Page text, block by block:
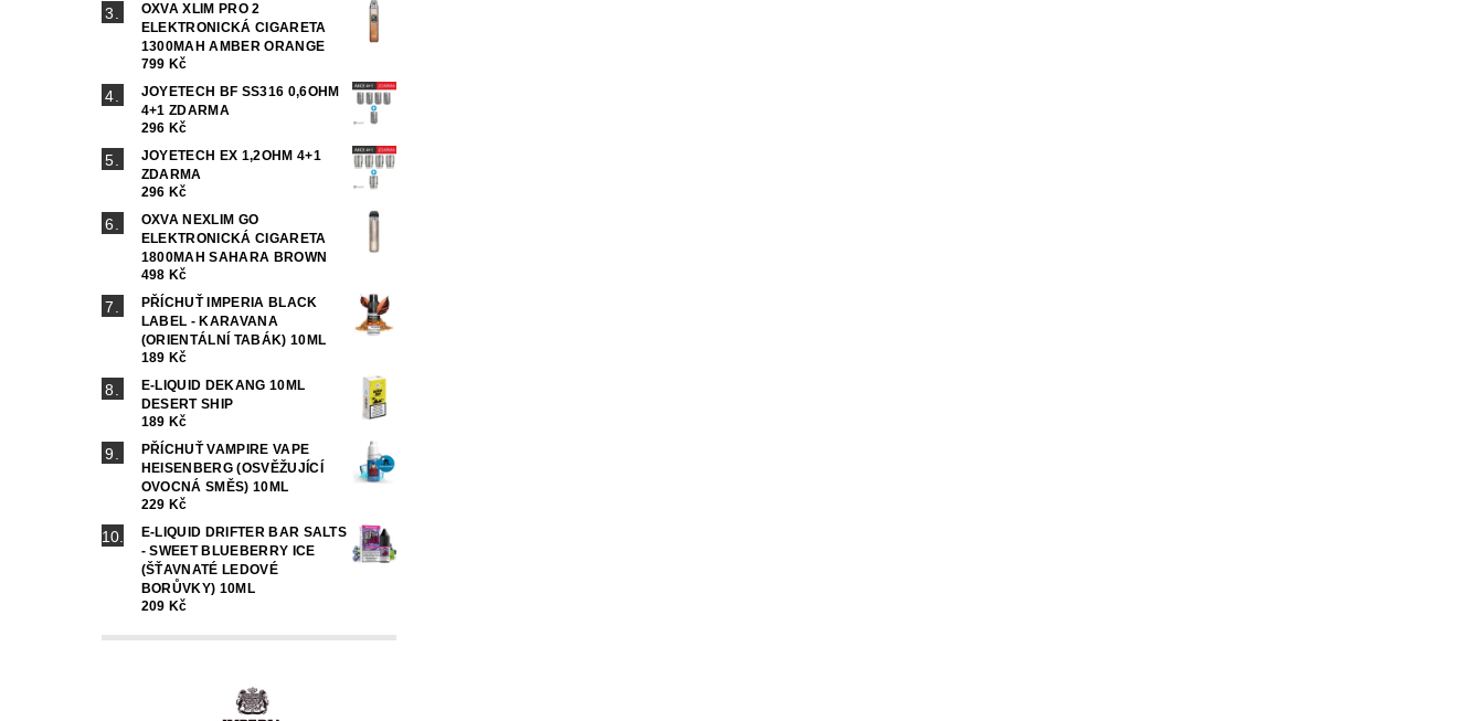
OXVA XLIM PRO 2
ELEKTRONICKÁ CIGARETA
1300MAH AMBER ORANGE
799 Kč
JOYETECH BF SS316 0,6OHM
4+1 ZDARMA
296 Kč
JOYETECH EX 1,2OHM 4+1
ZDARMA
296 Kč
OXVA NEXLIM GO
ELEKTRONICKÁ CIGARETA
1800MAH SAHARA BROWN
498 Kč
PŘÍCHUŤ IMPERIA BLACK
LABEL - KARAVANA
(ORIENTÁLNÍ TABÁK) 10ML
189 Kč
E-LIQUID DEKANG 10ML
DESERT SHIP
189 Kč
PŘÍCHUŤ VAMPIRE VAPE
HEISENBERG (OSVĚŽUJÍCÍ
OVOCNÁ SMĚS) 10ML
229 Kč
E-LIQUID DRIFTER BAR SALTS
- SWEET BLUEBERRY ICE
(ŠŤAVNATÉ LEDOVÉ
BORŮVKY) 10ML
209 Kč